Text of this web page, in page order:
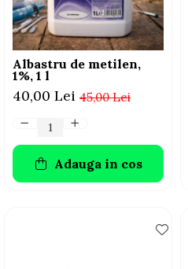
Albastru de metilen,
1%, 1 l
45,00 Lei
40,00 Lei
Adauga in cos